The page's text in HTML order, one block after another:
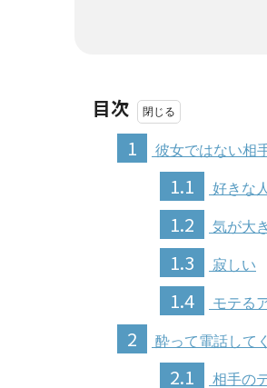
目次
1
彼女ではない相
1.1 好きな
1.2 気が大
1.3 寂しい
1.4 モテる
2 酔って電話して
2.1 相手の